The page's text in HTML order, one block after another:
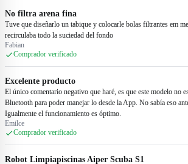
No filtra arena fina
Tuve que diseñarlo un tabique y colocarle bolas filtrantes em
recirculaba todo la suciedad del fondo
Fabian
Comprador verificado
Excelente producto
El único comentario negativo que haré, es que este modelo no
Bluetooth para poder manejar lo desde la App. No sabía eso
Igualmente el funcionamiento es óptimo.
Emilce
Comprador verificado
Robot Limpiapiscinas Aiper Scuba S1